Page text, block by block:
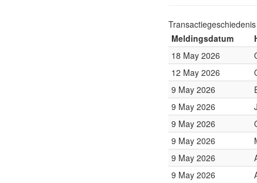
Meldingsdatum
18 May 2026
12 May 2026
9 May 2026
9 May 2026
9 May 2026
9 May 2026
9 May 2026
9 May 2026